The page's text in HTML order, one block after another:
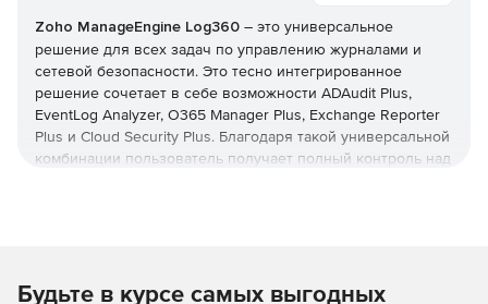
Zoho ManageEngine Log360 – это универсальное
решение для всех задач по управлению журналами и
сетевой безопасности. Это тесно интегрированное
решение сочетает в себе возможности ADAudit Plus,
EventLog Analyzer, O365 Manager Plus, Exchange Reporter
Plus и Cloud Security Plus. Благодаря такой универсальной
комбинации пользователь получает полный контроль над
Будьте в курсе самых выгодных